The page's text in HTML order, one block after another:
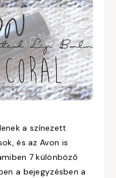
a színezett
és az Avon is
7 különböző
a bejegyzésben a